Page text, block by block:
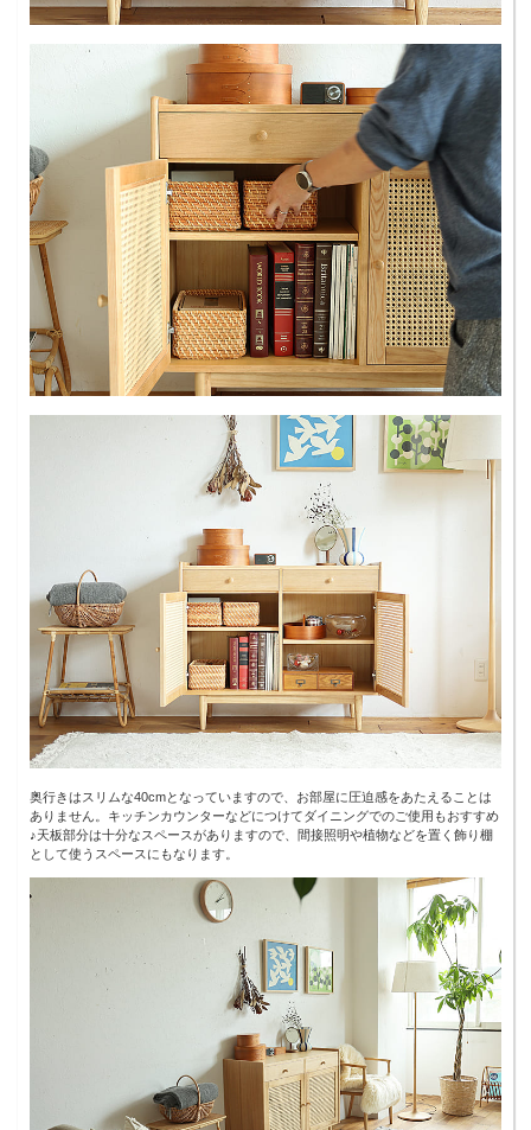
奥行きはスリムな40cmとなっていますので、お部屋に圧迫感をあたえることは
ありません。キッチンカウンターなどにつけてダイニングでのご使用もおすすめ
♪天板部分は十分なスペースがありますので、間接照明や植物などを置く飾り棚
として使うスペースにもなります。